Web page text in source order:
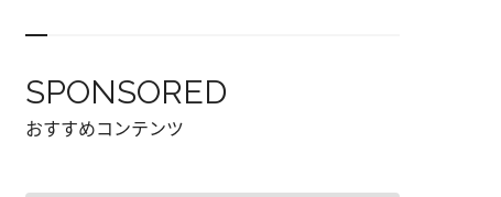
SPONSORED
おすすめコンテンツ